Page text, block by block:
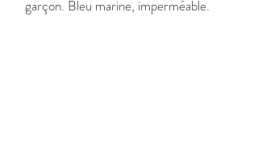
garçon. Bleu marine, imperméable.